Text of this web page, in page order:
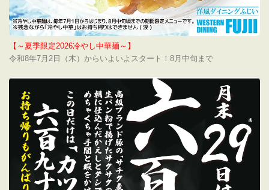
【～夏季限定2026冷やし中華麺～】
令和8年7月2日（木）からいよいよスタート！8月中旬まで